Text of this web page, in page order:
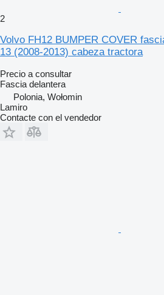
2
Volvo FH12 BUMPER COVER
13 (2008-2013) cabeza tractora
Precio a consultar
Fascia delantera
Polonia, Wołomin
Lamiro
Contacte con el vendedor